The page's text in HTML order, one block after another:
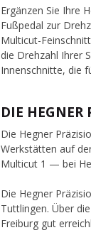
Ergänzen Sie Ihre
Fußpedal zur
Multicut-
die Drehzahl Ihrer
Innenschnitte, die
DIE
Die Hegner
Werkstätten auf
Multicut 1 — bei
Die Hegner
Tuttlingen. Über
Freiburg gut